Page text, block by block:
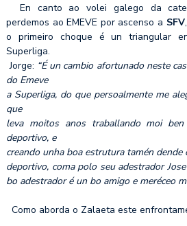
En canto ao volei galego da
perdemos ao EMEVE por ascenso a SFV
o primeiro choque é un triangular
Superliga.
Jorge: “É un cambio afortunado neste
do Emeve
a Superliga, do que persoalmente me
que
leva moitos anos traballando moi
deportivo, e
creando unha boa estrutura tamén
deportivo, coma polo seu adestrador
bo adestrador é un bo amigo e meréceo
Como aborda o Zalaeta este